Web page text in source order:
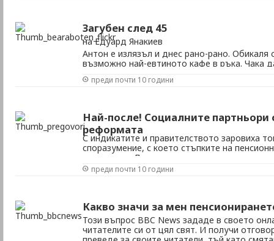
Загубен след 45
на Едуард Янакиев
Антон е излязъл и днес рано-рано. Обикаля
възможно най-евтиното кафе в ръка. Чака
Даже и да е в другия край на града, той се
преди почти 10 години
Най-после! Социалните партньори
реформата
С индикатите и правителството заровиха
споразумение, с което стъпките на
подредени. Допреди дни представителите
съюзи плашеха със стачки, а работодатели
Конституционен съд. Най-после 1 ноември
преди почти 10 години
Какво значи за мен
Този въпрос BBC News зададе в своето
читателите си от цял свят. И получи